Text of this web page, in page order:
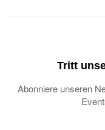
Tritt
Abonniere unseren